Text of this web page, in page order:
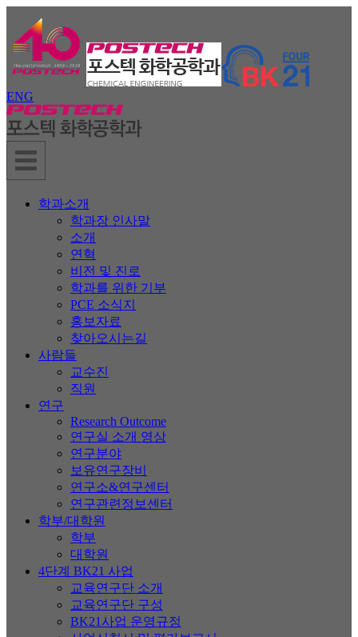
ENG
학과소개
학과장 인사말
소개
연혁
비전 및 진로
학과를 위한 기부
PCE 소식지
홍보자료
찾아오시는길
사람들
교수진
직원
연구
Research Outcome
연구실 소개 영상
연구분야
보유연구장비
연구소&연구센터
연구관련정보센터
학부/대학원
학부
대학원
4단계 BK21 사업
교육연구단 소개
교육연구단 구성
BK21사업 운영규정